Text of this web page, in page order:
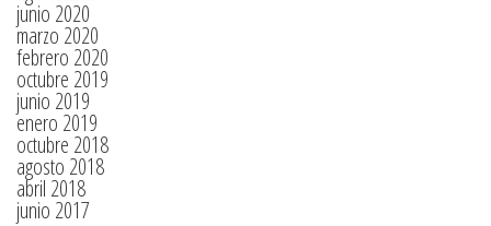
junio 2020
marzo 2020
febrero 2020
octubre 2019
junio 2019
enero 2019
octubre 2018
agosto 2018
abril 2018
junio 2017